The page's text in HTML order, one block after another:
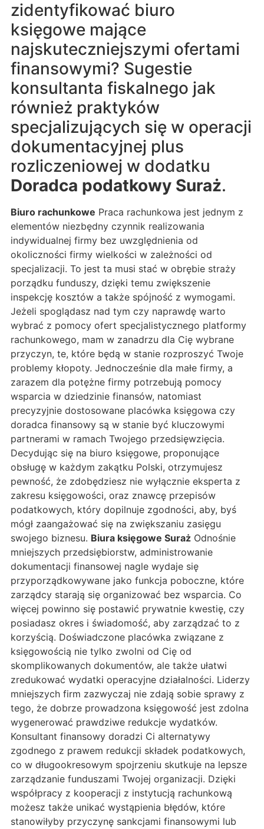
zidentyfikować biuro
księgowe mające
najskuteczniejszymi ofertami
finansowymi? Sugestie
konsultanta fiskalnego jak
również praktyków
specjalizujących się w operacji
dokumentacyjnej plus
rozliczeniowej w dodatku
Doradca podatkowy Suraż.
Biuro rachunkowe Praca rachunkowa jest jednym z
elementów niezbędny czynnik realizowania
indywidualnej firmy bez uwzględnienia od
okoliczności firmy wielkości w zależności od
specjalizacji. To jest ta musi stać w obrębie straży
porządku funduszy, dzięki temu zwiększenie
inspekcję kosztów a także spójność z wymogami.
Jeżeli spoglądasz nad tym czy naprawdę warto
wybrać z pomocy ofert specjalistycznego platformy
rachunkowego, mam w zanadrzu dla Cię wybrane
przyczyn, te, które będą w stanie rozproszyć Twoje
problemy kłopoty. Jednocześnie dla małe firmy, a
zarazem dla potężne firmy potrzebują pomocy
wsparcia w dziedzinie finansów, natomiast
precyzyjnie dostosowane placówka księgowa czy
doradca finansowy są w stanie być kluczowymi
partnerami w ramach Twojego przedsięwzięcia.
Decydując się na biuro księgowe, proponujące
obsługę w każdym zakątku Polski, otrzymujesz
pewność, że zdobędziesz nie wyłącznie eksperta z
zakresu księgowości, oraz znawcę przepisów
podatkowych, który dopilnuje zgodności, aby, byś
mógł zaangażować się na zwiększaniu zasięgu
swojego biznesu. Biura księgowe Suraż Odnośnie
mniejszych przedsiębiorstw, administrowanie
dokumentacji finansowej nagle wydaje się
przyporządkowywane jako funkcja poboczne, które
zarządcy starają się organizować bez wsparcia. Co
więcej powinno się postawić prywatnie kwestię, czy
posiadasz okres i świadomość, aby zarządzać to z
korzyścią. Doświadczone placówka związane z
księgowością nie tylko zwolni od Cię od
skomplikowanych dokumentów, ale także ułatwi
zredukować wydatki operacyjne działalności. Liderzy
mniejszych firm zazwyczaj nie zdają sobie sprawy z
tego, że dobrze prowadzona księgowość jest zdolna
wygenerować prawdziwe redukcje wydatków.
Konsultant finansowy doradzi Ci alternatywy
zgodnego z prawem redukcji składek podatkowych,
co w długookresowym spojrzeniu skutkuje na lepsze
zarządzanie funduszami Twojej organizacji. Dzięki
współpracy z kooperacji z instytucją rachunkową
możesz także unikać wystąpienia błędów, które
stanowiłyby przyczynę sankcjami finansowymi lub